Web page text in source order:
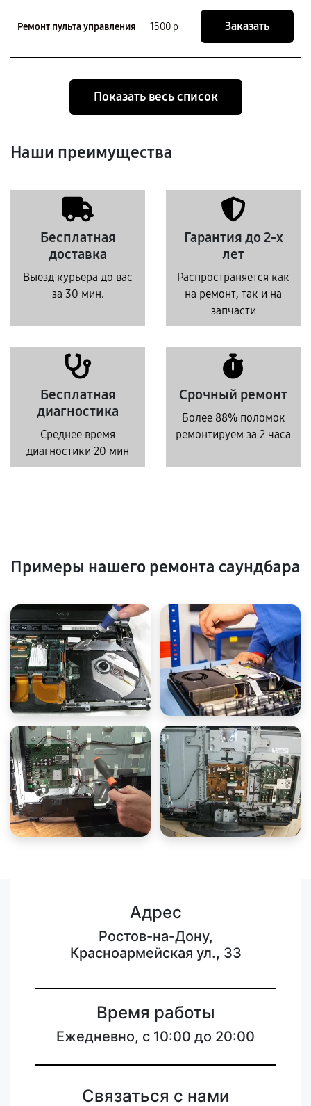
Ремонт пульта управления 1500 р Заказать
Показать весь список
Наши преимущества
Бесплатная
доставка
Выезд курьера до вас
за 30 мин.
Гарантия до 2-х
лет
Распространяется как
на ремонт, так и на
запчасти
Бесплатная
диагностика
Среднее время
диагностики 20 мин
Срочный ремонт
Более 88% поломок
ремонтируем за 2 часа
Примеры нашего ремонта саундбара
Адрес
Ростов-на-Дону,
Красноармейская ул., 33
Время работы
Ежедневно, с 10:00 до 20:00
Связаться с нами